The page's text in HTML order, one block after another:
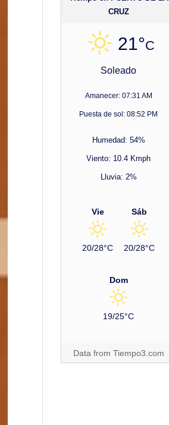
CRUZ
21°C
Soleado
Amanecer: 07:31 AM
Puesta de sol: 08:52 PM
Humedad: 54%
Viento: 10.4 Kmph
Lluvia: 2%
Vie
20/28°C
Sáb
20/28°C
Dom
19/25°C
Data from Tiempo3.com